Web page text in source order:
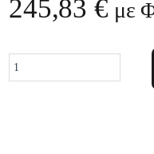
245,83€ με